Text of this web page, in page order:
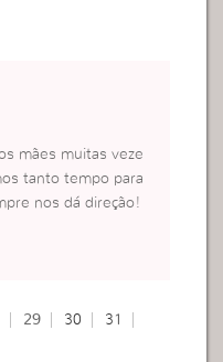
mães muitas veze
tanto tempo para
nos dá direção!
29 30
31